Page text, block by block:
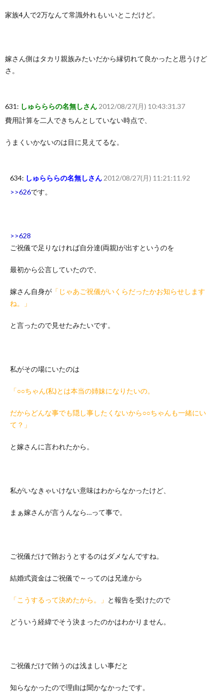
家族4人で2万なんて常識外れもいいとこだけど。
嫁さん側はタカリ親族みたいだから縁切れて良かったと思うけど
さ。
631: しゅらららの名無しさん 2012/08/27(月) 10:43:31.37
費用計算を二人できちんとしていない時点で、
うまくいかないのは目に見えてるな。
634: しゅらららの名無しさん 2012/08/27(月) 11:21:11.92
>>626です。
>>628
ご祝儀で足りなければ自分達(両親)が出すというのを
最初から公言していたので、
嫁さん自身が 「じゃあご祝儀がいくらだったかお知らせします
ね。」
と言ったので見せたみたいです。
私がその場にいたのは
「○○ちゃん(私)とは本当の姉妹になりたいの。
だからどんな事でも隠し事したくないから○○ちゃんも一緒にい
て？」
と嫁さんに言われたから。
私がいなきゃいけない意味はわからなかったけど、
まぁ嫁さんが言うんなら…って事で。
ご祝儀だけで賄おうとするのはダメなんですね。
結婚式資金はご祝儀で～ってのは兄達から
「こうするって決めたから。」 と報告を受けたので
どういう経緯でそう決まったのかはわかりません。
ご祝儀だけで賄うのは浅ましい事だと
知らなかったので理由は聞かなかったです。